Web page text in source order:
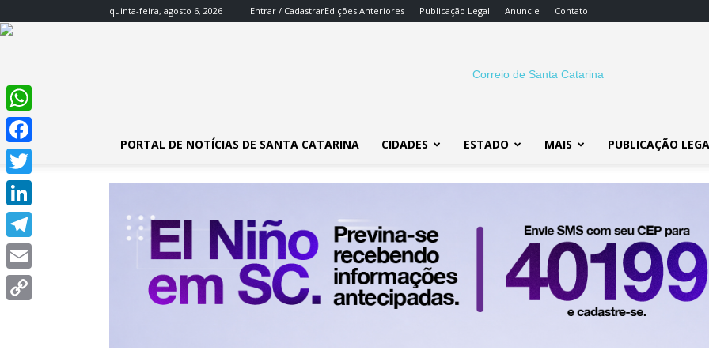
quinta-feira, agosto 6, 2026 Entrar / CadastrarEdições Anteriores Publicação Legal Anuncie Contato
SC
PORTAL DE NOTÍCIAS DE SANTA CATARINA CIDADES ESTADO MAIS PUBLICAÇÃO
WhatsApp
Facebook
Twitter
LinkedIn
Telegram
Email